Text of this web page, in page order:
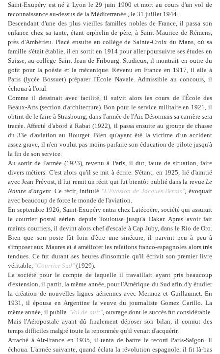
Saint-Exupéry est né à Lyon le 29 juin 1900 et mort au cours d'un vol de
reconnaissance au-dessus de la Méditerranée , le 31 juillet 1944.
Descendant d'une des plus vieilles familles nobles de France, il passa son
enfance chez sa tante, étant orphelin de père, à Saint-Maurice de Rémens,
près d'Ambérieu. Placé ensuite au collège de Sainte-Croix du Mans, où sa
famille s'était établie, il en sortit en 1914 pour aller poursuivre ses études en
Suisse, au collège Saint-Jean de Fribourg. Studieux, il montrait en outre du
goût pour la poésie et la mécanique. Revenu en France en 1917, il alla à
Paris (lycée Bossuet) préparer l'École Navale. Admissible au concours, il
échoua à l'oral.
Comme il dessinait avec facilité, il suivit alors les cours de l'École des
Beaux-Arts (section d'architecture). Bon pour le service militaire en 1921, il
obtint de le faire à Strasbourg, dans l'armée de l'Air. Désormais sa carrière sera
tracée. Affecté d'abord à Rabat (1922), il passa ensuite au groupe de chasse
du 33e d'aviation au Bourget. Bien qu'ayant été la victime d'un accident
assez grave, il n'en voulut pas moins parfaire son éducation de pilote jusqu'à
la fin de son service.
Au sortir de l'armée (1923), revenu à Paris, il dut, faute de situation, faire
divers métiers. C'est alors qu'il se mit à écrire. S'étant, en 1925, lié d'amitié
avec Jean Prévost, il lui remit un récit qui fut bientôt publié dans la revue Le
Navire d'argent. Ce récit, intitulé "L'Evasion de Jacques Bernis", évoquait
avec beaucoup de force le monde de l'aviation.
En septembre 1926, Saint-Exupéry entra chez Latécoère, société qui assurait
le courrier postal aérien depuis Toulouse jusqu'à Dakar. Apres avoir fait
maints courriers, il devint alors chef d'escale à Cap Juby, dans le Rio de Oro.
Bien que son poste fût loin d'être une sinécure, il parvint peu à peu à
s'imposer aux Maures et à améliorer les relations franco-espagnoles alors très
tendues. Ce fut durant ses heures d'insomnie qu'il écrivit son premier livre
véritable, "Courrier Sud" (1929).
La société pour le compte de laquelle il travaillait ayant pris beaucoup
d'extension, il partit, la même année, pour l'Amérique du Sud afin d'y étudier
la création de nouvelles lignes aériennes avec Mermoz et Guillaumet. En
1931, il épousa en Argentine la veuve du journaliste Gomez Carillo. La
même année, il publia"Vol de nuit", ouvrage dont le succès fut considérable.
Mais l'Aéropostale ayant dû finalement déposer son bilan, il connut des
temps difficiles malgré toute la renommée qu'il venait d'acquérir.
Attaché à Air-France en 1935, il tenta de battre le record Paris-Saïgon. Il
échoua. L'année suivante, quand éclata la révolution espagnole, il fit là-bas